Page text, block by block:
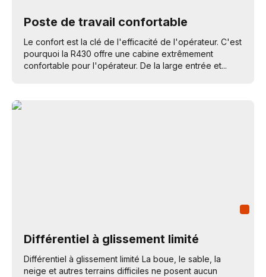
Poste de travail confortable
Le confort est la clé de l'efficacité de l'opérateur. C'est
pourquoi la R430 offre une cabine extrêmement
confortable pour l'opérateur. De la large entrée et...
Différentiel à glissement limité
Différentiel à glissement limité La boue, le sable, la
neige et autres terrains difficiles ne posent aucun